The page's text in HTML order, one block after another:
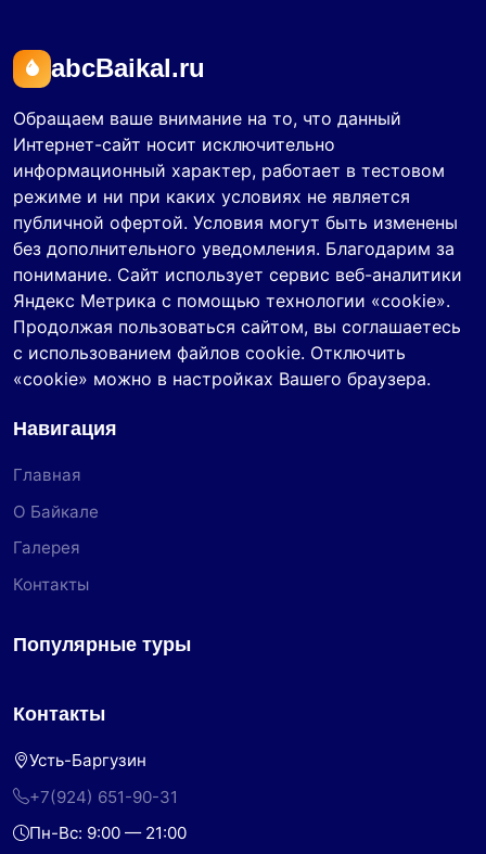
abcBaikal.ru
Обращаем ваше внимание на то, что данный
Интернет-сайт носит исключительно
информационный характер, работает в тестовом
режиме и ни при каких условиях не является
публичной офертой. Условия могут быть изменены
без дополнительного уведомления. Благодарим за
понимание. Сайт использует сервис веб-аналитики
Яндекс Метрика с помощью технологии «cookie».
Продолжая пользоваться сайтом, вы соглашаетесь
с использованием файлов cookie. Отключить
«cookie» можно в настройках Вашего браузера.
Навигация
Главная
О Байкале
Галерея
Контакты
Популярные туры
Контакты
Усть-Баргузин
+7(924) 651-90-31
Пн-Вс: 9:00 — 21:00